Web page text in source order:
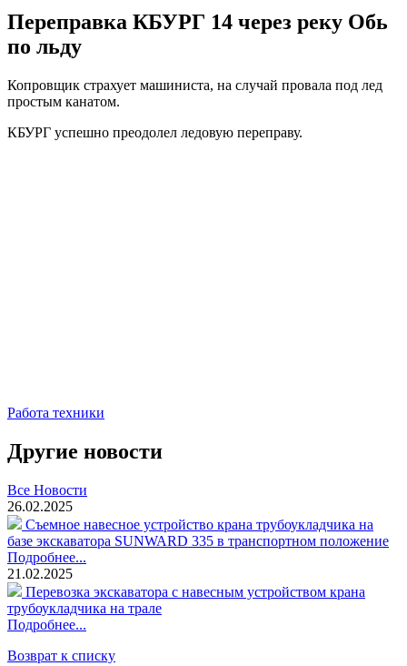
Переправка КБУРГ 14 через реку Обь
по льду
Копровщик страхует машиниста, на случай провала под лед
простым канатом.
КБУРГ успешно преодолел ледовую переправу.
Работа техники
Другие новости
Все Новости
26.02.2025
Съемное навесное устройство крана трубоукладчика на
базе экскаватора SUNWARD 335 в транспортном положение
Подробнее...
21.02.2025
Перевозка экскаватора с навесным устройством крана
трубоукладчика на трале
Подробнее...
Возврат к списку